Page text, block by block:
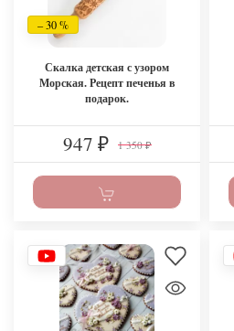
– 30 %
Скалка детская с узором
Морская. Рецепт печенья в
подарок.
947 ₽ 1 350₽